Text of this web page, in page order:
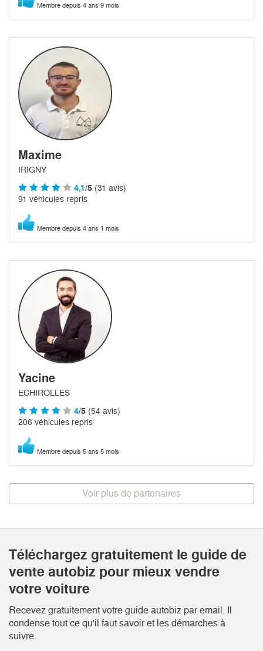
Membre depuis 4 ans 9 mois
Maxime
IRIGNY
4,1/5 (31 avis)
91 véhicules repris
Membre depuis 4 ans 1 mois
Yacine
ECHIROLLES
4/5 (54 avis)
206 véhicules repris
Membre depuis 5 ans 5 mois
Voir plus de partenaires
Téléchargez gratuitement le guide de
vente autobiz pour mieux vendre
votre voiture
Recevez gratuitement votre guide autobiz par email. Il
condense tout ce qu'il faut savoir et les démarches à
suivre.